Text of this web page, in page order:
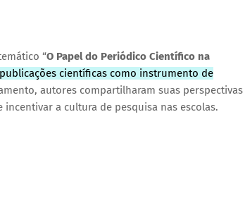
“O Papel do Periódico Científico na
científicas como instrumento de
autores compartilharam suas perspectivas
a cultura de pesquisa nas escolas.